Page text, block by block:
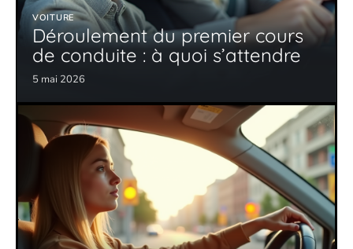
VOITURE
Déroulement du premier cours
de conduite : à quoi s’attendre
5 mai 2026